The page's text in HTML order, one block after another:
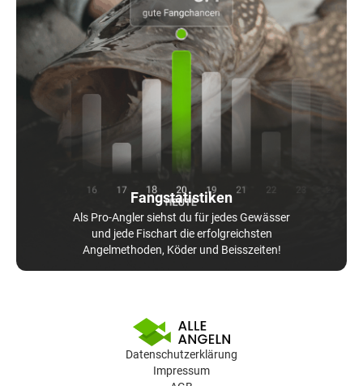
Fangstatistiken
Als Pro-Angler siehst du für jedes Gewässer
und jede Fischart die erfolgreichsten
Angelmethoden, Köder und Beisszeiten!
Datenschutzerklärung
Impressum